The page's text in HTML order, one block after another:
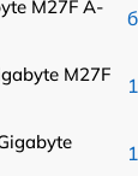
M27F A-
M27F